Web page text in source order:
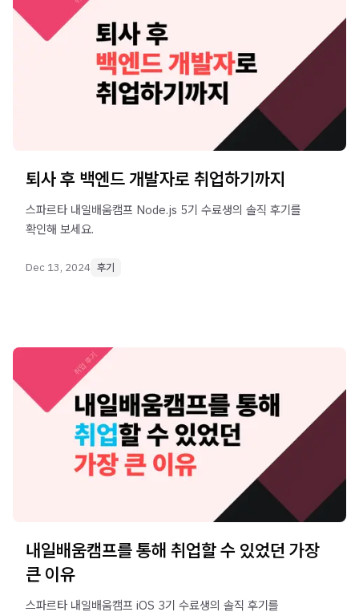
퇴사 후 백엔드 개발자로 취업하기까지
스파르타 내일배움캠프 Node.js 5기 수료생의 솔직 후기를
Dec 13, 2024 후기
내일배움캠프를 통해 취업할 수 있었던 가장
큰 이유
스파르타 내일배움캠프 iOS 3기 수료생의 솔직 후기를